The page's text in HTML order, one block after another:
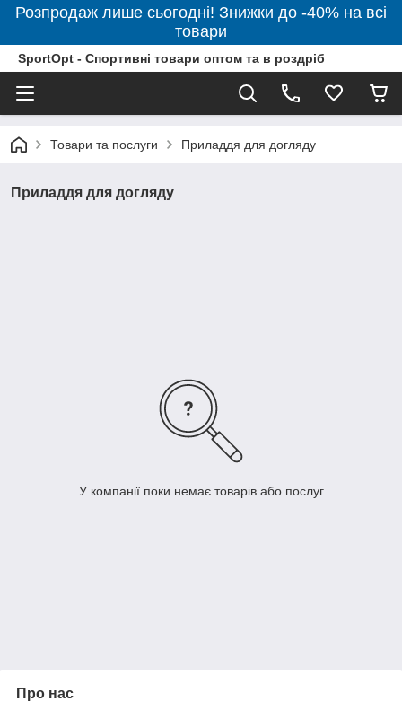
Розпродаж лише сьогодні! Знижки до -40% на всі
товари
SportOpt - Спортивні товари оптом та в роздріб
Товари та послуги Приладдя для догляду
Приладдя для догляду
У компанії поки немає товарів або послуг
Про нас